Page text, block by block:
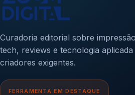
Curadoria editorial sobre
tech, reviews e tecnologia
criadores exigentes.
FERRAMENTA EM DESTAQUE